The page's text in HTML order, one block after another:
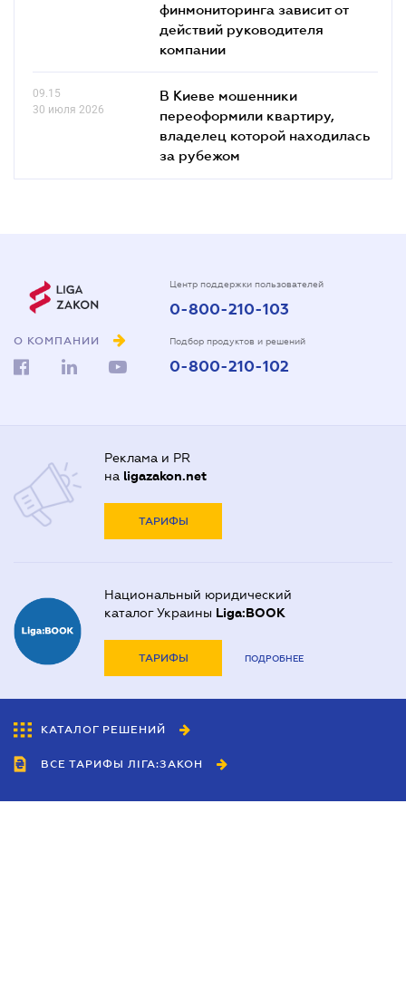
финмониторинга зависит от
действий руководителя
компании
09.15
30 июля 2026
В Киеве мошенники
переоформили квартиру,
владелец которой находилась
за рубежом
О КОМПАНИИ
Центр поддержки пользователей
0-800-210-103
Подбор продуктов и решений
0-800-210-102
Реклама и PR
на ligazakon.net
ТАРИФЫ
Национальный юридический
каталог Украины Liga:BOOK
ТАРИФЫ ПОДРОБНЕЕ
КАТАЛОГ РЕШЕНИЙ
ВСЕ ТАРИФЫ ЛІГА:ЗАКОН